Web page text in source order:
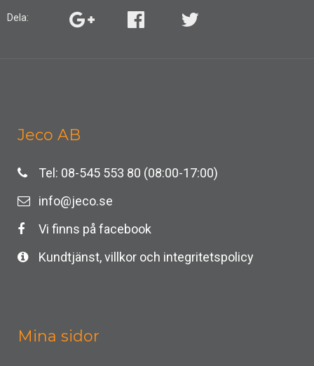
Dela:
Jeco AB
Tel: 08-545 553 80 (08:00-17:00)
info@jeco.se
Vi finns på facebook
Kundtjänst, villkor och integritetspolicy
Mina sidor